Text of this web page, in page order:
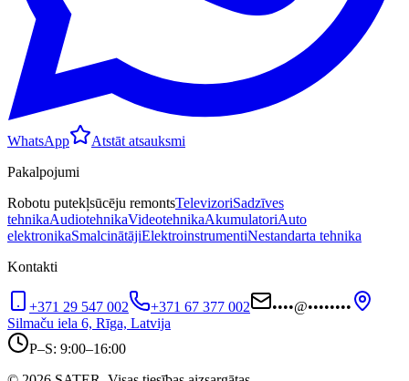
WhatsApp
Atstāt atsauksmi
Pakalpojumi
Robotu putekļsūcēju remontsTelevizoriSadzīves
tehnikaAudiotehnikaVideotehnikaAkumulatoriAuto
elektronikaSmalcinātājiElektroinstrumentiNestandarta tehnika
Kontakti
+371 29 547 002 +371 67 377 002 ••••@••••••••
Silmaču iela 6, Rīga, Latvija
P–S: 9:00–16:00